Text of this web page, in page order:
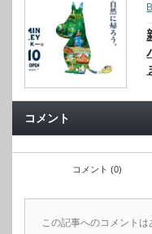
コメント
コメント (0)
この記事へのコメントは